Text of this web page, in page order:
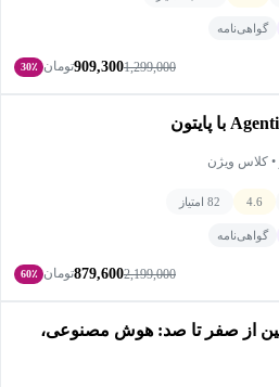
گواهی‌نامه
1,299,000
909,300تومان 30٪
• کلاس ویژن
4.6 82 امتیاز
گواهی‌نامه
2,199,000
879,600تومان 60٪
از صفر تا صد: هوش مصنوعی،